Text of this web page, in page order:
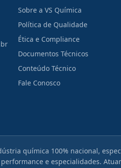
Sobre a VS Química
Política de Qualidade
Ética e Compliance
Documentos Técnicos
Conteúdo Técnico
Fale Conosco
química 100% nacional,
e especialidades.